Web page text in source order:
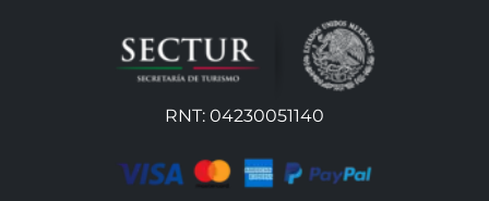
RNT: 04230051140